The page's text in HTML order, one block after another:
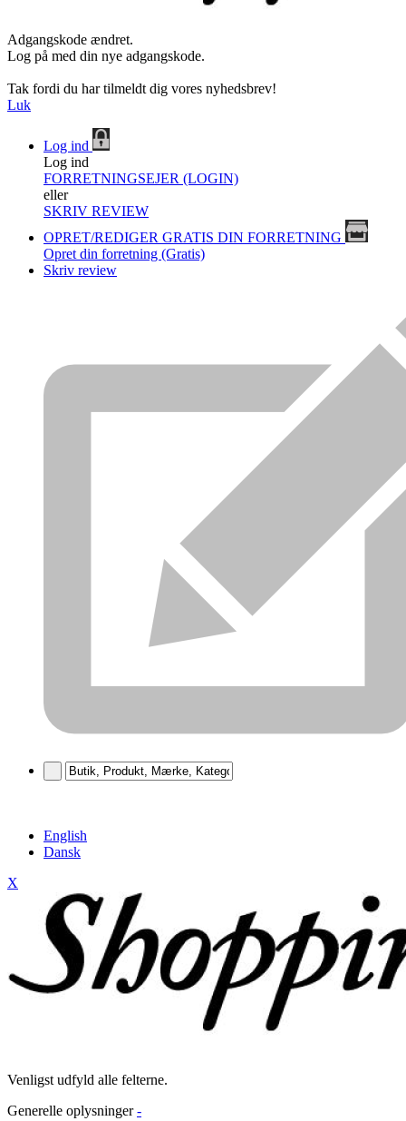
Adgangskode ændret.
Log på med din nye adgangskode.
Tak fordi du har tilmeldt dig vores nyhedsbrev!
Luk
Log ind
Log ind
FORRETNINGSEJER (LOGIN)
eller
SKRIV REVIEW
OPRET/REDIGER GRATIS DIN FORRETNING
Opret din forretning (Gratis)
Skriv review
English
Dansk
X
Venligst udfyld alle felterne.
Generelle oplysninger -